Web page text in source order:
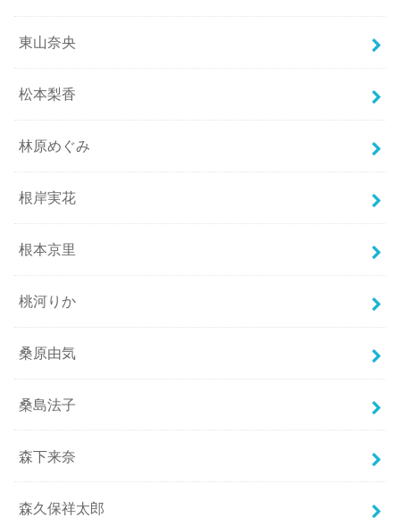
東山奈央
松本梨香
林原めぐみ
根岸実花
根本京里
桃河りか
桑原由気
桑島法子
森下来奈
森久保祥太郎